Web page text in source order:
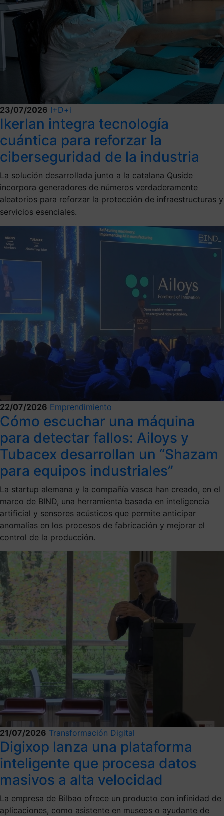
23/07/2026 I+D+i
Ikerlan integra tecnología
cuántica para reforzar la
ciberseguridad de la industria
La solución desarrollada junto a la catalana Quside
incorpora generadores de números verdaderamente
aleatorios para reforzar la protección de infraestructuras y
servicios esenciales.
22/07/2026 Emprendimiento
Cómo escuchar una máquina
para detectar fallos: Ailoys y
Tubacex desarrollan un “Shazam
para equipos industriales”
La startup alemana y la compañía vasca han creado, en el
marco de BIND, una herramienta basada en inteligencia
artificial y sensores acústicos que permite anticipar
anomalías en los procesos de fabricación y mejorar el
control de la producción.
21/07/2026 Transformación Digital
Digixop lanza una plataforma
inteligente que procesa datos
masivos a alta velocidad
La empresa de Bilbao ofrece un producto con infinidad de
aplicaciones, como asistente en museos o ayudante de